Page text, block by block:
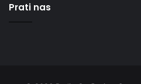
Prati nas